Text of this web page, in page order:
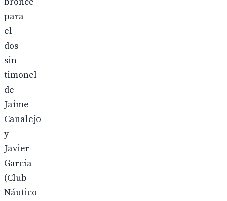
para
el
dos
sin
timonel
de
Jaime
Canalejo
y
Javier
García
(Club
Náutico